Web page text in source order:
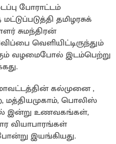
போராட்டம்
தமிழரசுக்
சுமந்திரன்
வெளியிட்டிருந்தும்
வழமைபோல் இடம்பெற்று
கல்முனை ,
மத்தியமுகாம், பொலிஸ்
இன்று உணவகங்கள்,
வியாபாரங்கள்
இயங்கியது.